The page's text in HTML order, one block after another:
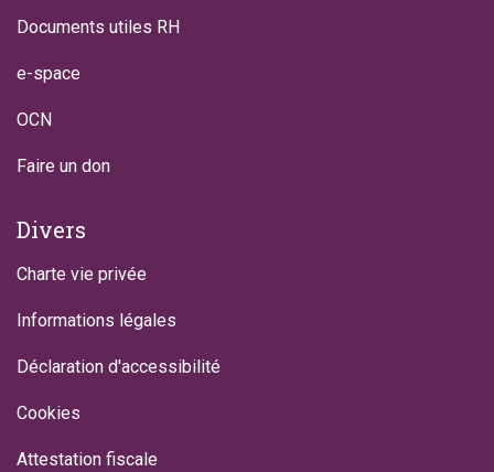
Documents utiles RH
e-space
OCN
Faire un don
Divers
Charte vie privée
Informations légales
Déclaration d'accessibilité
Cookies
Attestation fiscale